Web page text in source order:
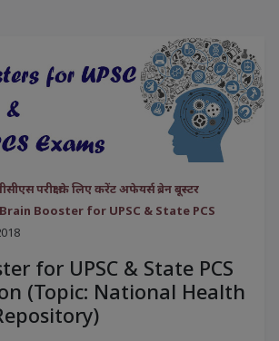
परीक्षा के लिए करेंट अफेयर्स ब्रेन बूस्टर
Booster for UPSC & State PCS
for UPSC & State PCS
(Topic: National Health